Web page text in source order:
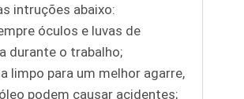
intruções abaixo:
óculos e luvas de
durante o trabalho;
limpo para um melhor agarre,
podem causar acidentes;